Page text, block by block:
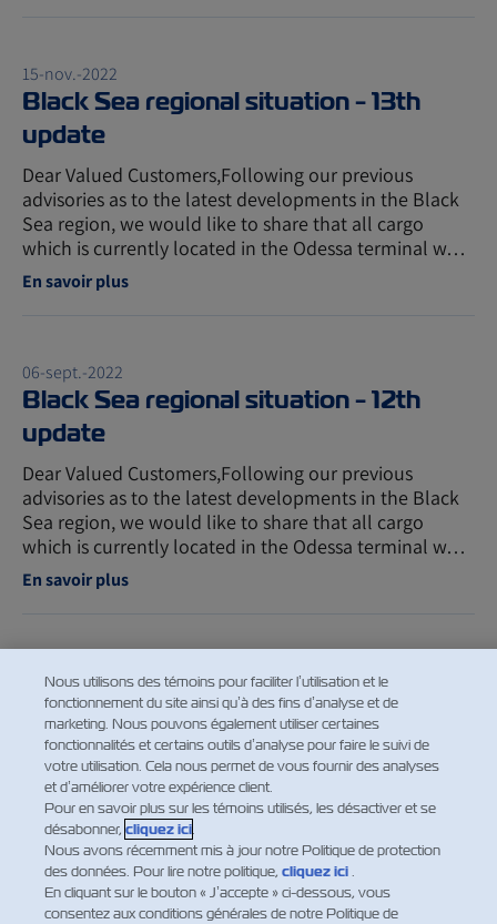
15-nov.-2022
Black Sea regional situation - 13th
update
Dear Valued Customers,Following our previous
advisories as to the latest developments in the Black
Sea region, we would like to share that all cargo
which is currently located in the Odessa terminal w…
En savoir plus
06-sept.-2022
Black Sea regional situation - 12th
update
Dear Valued Customers,Following our previous
advisories as to the latest developments in the Black
Sea region, we would like to share that all cargo
which is currently located in the Odessa terminal w…
En savoir plus
Hazardous Cargo and Misdeclaration
updated policy
Dear Valued Customers, We would like to inform you
regarding our updated policy for misdeclaration fee
which is applicable for every HAZ shipment that has
not been declared properly.In order to ensure…
En savoir plus
Nous utilisons des témoins pour faciliter l’utilisation et le
fonctionnement du site ainsi qu’à des fins d’analyse et de
marketing. Nous pouvons également utiliser certaines
fonctionnalités et certains outils d’analyse pour faire le suivi de
votre utilisation. Cela nous permet de vous fournir des analyses
et d’améliorer votre expérience client.
Pour en savoir plus sur les témoins utilisés, les désactiver et se
désabonner, cliquez ici.
Nous avons récemment mis à jour notre Politique de protection
des données. Pour lire notre politique, cliquez ici.
En cliquant sur le bouton « J’accepte » ci-dessous, vous
consentez aux conditions générales de notre Politique de